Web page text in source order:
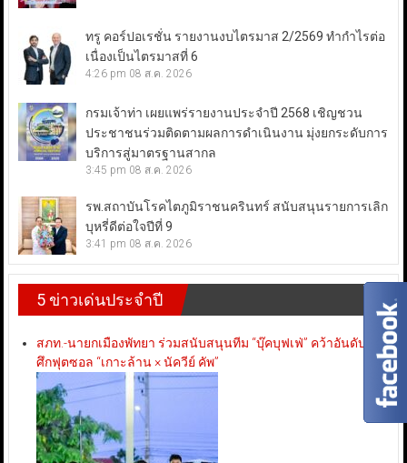
ทรู คอร์ปอเรชั่น รายงานงบไตรมาส 2/2569 ทำกำไรต่อ
เนื่องเป็นไตรมาสที่ 6
4:26 pm 08 ส.ค. 2026
กรมเจ้าท่า เผยแพร่รายงานประจำปี 2568 เชิญชวน
ประชาชนร่วมติดตามผลการดำเนินงาน มุ่งยกระดับการ
บริการสู่มาตรฐานสากล
3:45 pm 08 ส.ค. 2026
รพ.สถาบันโรคไตภูมิราชนครินทร์ สนับสนุนรายการเลิก
บุหรี่ดีต่อใจปีที่ 9
3:41 pm 08 ส.ค. 2026
5 ข่าวเด่นประจำปี
สภท.-นายกเมืองพัทยา ร่วมสนับสนุนทีม “บุ๊คบุฟเฟ่” คว้าอันดับ 3
ศึกฟุตซอล “เกาะล้าน × นัควีย์ คัพ”